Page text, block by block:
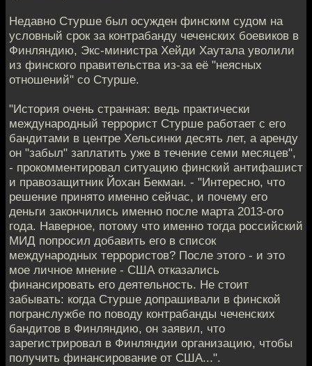
Недавно Стурше был осужден финским судом на
условный срок за контрабанду чеченских боевиков в
Финляндию, Экс-министра Хейди Хаутала уволили
из финского правительства из-за её "неясных
отношений" со Стурше.
"История очень странная: ведь практически
международный террорист Стурше работает с его
бандитами в центре Хельсинки десять лет, а аренду
он "забыл" заплатить уже в течение семи месяцев",
- прокомментировал ситуацию финский антифашист
и правозащитник Йохан Бекман. - "Интересно, что
решение принято именно сейчас, и почему его
деньги закончились именно после марта 2013-ого
года. Наверное, потому что именно тогда российский
МИД попросил добавить его в список
международных террористов? После этого - и это
мое личное мнение - США отказались
финансировать его деятельность. Не стоит
забывать: когда Стурше допрашивали в финской
погранслужбе по поводу контрабанды чеченских
бандитов в Финляндию, он заявил, что
зарегистрировал в Финляндии организацию, чтобы
получить финансирование от США...".